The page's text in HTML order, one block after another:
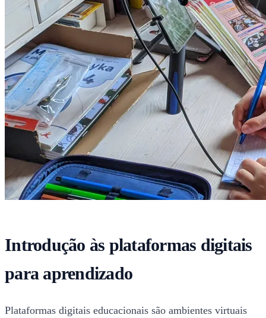
Introdução às plataformas digitais
para aprendizado
Plataformas digitais educacionais são ambientes virtuais